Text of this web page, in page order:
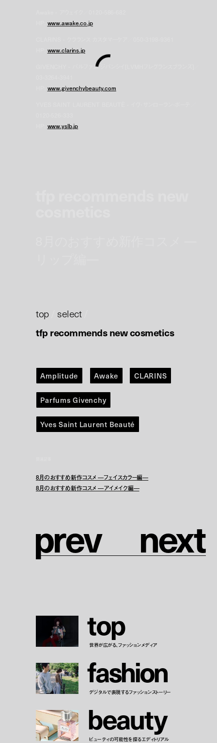
www.awake.co.jp
www.clarins.jp
GIVENCHY - パルファム ジバンシイ[LVMHフレグランスブランズ]／
www.givenchybeauty.com
www.yslb.jp
top/ select/
tfp recommends new cosmetics
Amplitude Awake CLARINS
Parfums Givenchy
Yves Saint Laurent Beauté
8月のおすすめ新作コスメ —フェイスカラー編—
8月のおすすめ新作コスメ —アイメイク編—
prev next
top
世界が広がる、ファッションメディア
fashion
デジタルで表現するファッションストーリー
beauty
ビューティの可能性を探るエディトリアル